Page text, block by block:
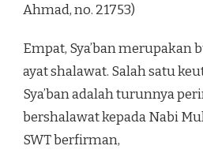
Ahmad, no. 21753)
Empat, Sya’ban
ayat shalawat. Salah satu
Sya’ban adalah turunnya
bershalawat kepada Nabi
SWT berfirman,